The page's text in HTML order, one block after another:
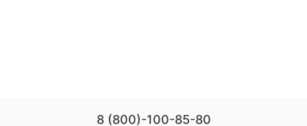
8 (800)-100-85-80